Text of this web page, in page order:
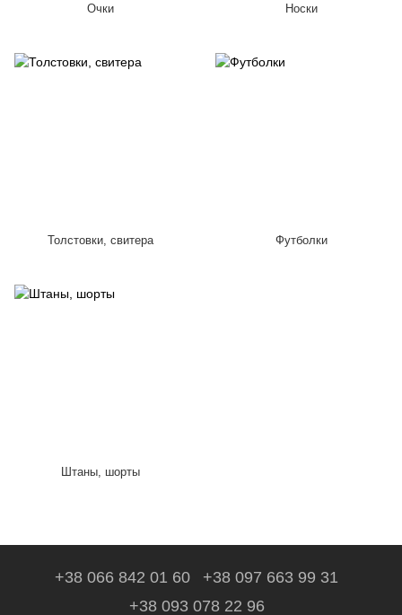
Очки Носки
Толстовки, свитера Футболки
Штаны, шорты
+38 066 842 01 60
+38 097 663 99 31
+38 093 078 22 96